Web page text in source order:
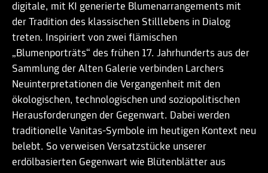
digitale, mit KI generierte Blumenarrangements mit
der Tradition des klassischen Stilllebens in Dialog
treten. Inspiriert von zwei flämischen
„Blumenporträts“ des frühen 17. Jahrhunderts aus der
Sammlung der Alten Galerie verbinden Larchers
Neuinterpretationen die Vergangenheit mit den
ökologischen, technologischen und soziopolitischen
Herausforderungen der Gegenwart. Dabei werden
traditionelle Vanitas-Symbole im heutigen Kontext neu
belebt. So verweisen Versatzstücke unserer
erdölbasierten Gegenwart wie Blütenblätter aus